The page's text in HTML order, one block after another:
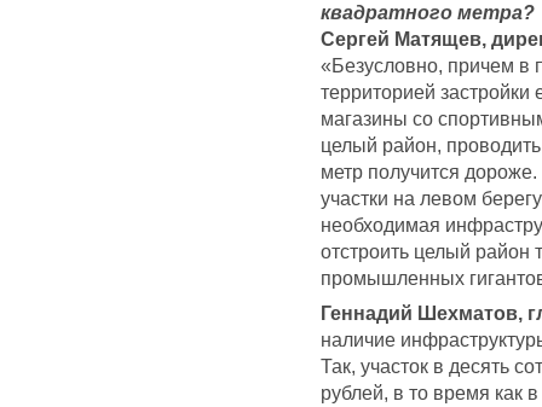
квадратного метра?
Сергей Матящев,
«Безусловно, причем в
территорией застройки
магазины со
целый район,
метр получится
участки на левом
необходимая
отстроить целый район
промышленных
Геннадий Шехматов,
наличие
Так, участок в десять
рублей, в то время как